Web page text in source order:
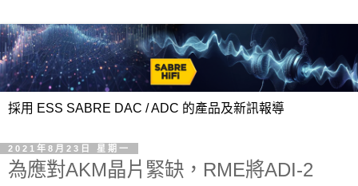
採用 ESS SABRE DAC / ADC 的產品及新訊報導
2021年8月23日 星期一
為應對AKM晶片緊缺，RME將ADI-2